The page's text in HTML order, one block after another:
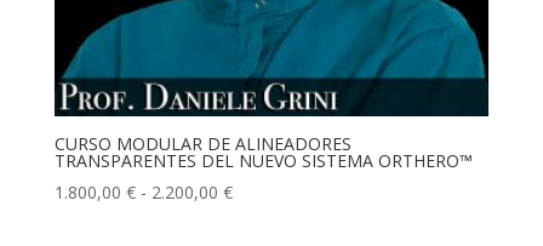
CURSO MODULAR DE ALINEADORES
TRANSPARENTES DEL NUEVO SISTEMA ORTHERO™
1.800,00 € - 2.200,00 €Rango